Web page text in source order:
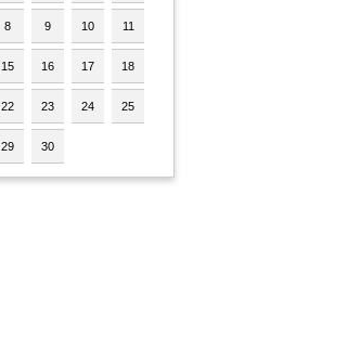
8 9 10 11
15 16 17 18
22 23 24 25
29 30